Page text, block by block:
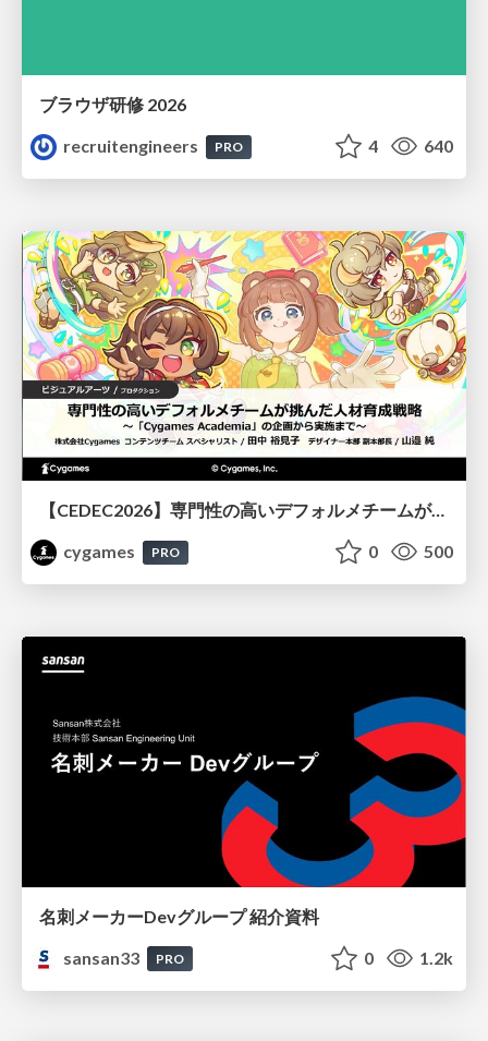
ブラウザ研修 2026
recruitengineers
PRO 4 640
【CEDEC2026】専門性の高いデフォルメチームが挑んだ人材育成戦略 〜Cygames Academiaの企画から実施まで〜
cygames
PRO 0 500
名刺メーカーDevグループ 紹介資料
sansan33
PRO 0 1.2k